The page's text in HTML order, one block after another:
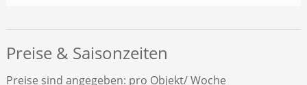
Preise & Saisonzeiten
Preise sind angegeben: pro Objekt/ Woche